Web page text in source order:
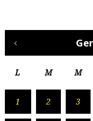
L M M
1 2 3